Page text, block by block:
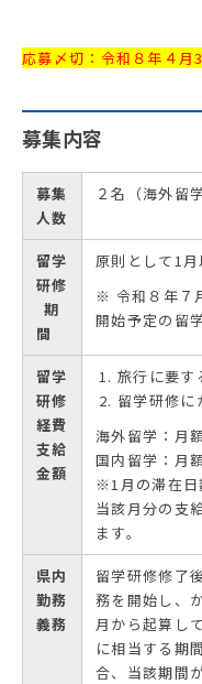
応募〆切：令和８年４
募集内容
募集
人数
２名（海外留
留学
研修
期
間
原則として1
※ 令和８年７
開始予定の留
留学
研修
経費
支給
金額
旅行に要す
留学研修に
海外留学：月
国内留学：月
※1月の滞在日
当該月分の支
ます。
県内
勤務
義務
留学研修修了
務を開始し、
月から起算し
に相当する期
合、当該期間